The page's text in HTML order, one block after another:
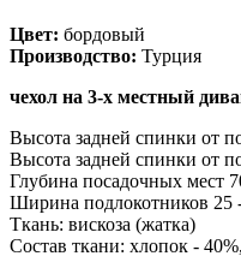
Цвет: бордовый
Производство: Турция
чехол на 3-х местный
Высота задней спинки от
Высота задней спинки от
Глубина посадочных мест
Ширина подлокотников 25
Ткань: вискоза (жатка)
Состав ткани: хлопок -